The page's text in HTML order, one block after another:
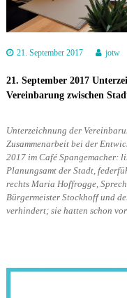
21. September 2017 jotw
21. September 2017
Vereinbarung zwischen
Unterzeichnung der
Zusammenarbeit bei der
2017 im Café Spangemacher:
Planungsamt der Stadt,
rechts Maria Hoffrogge,
Bürgermeister Stockhoff und
verhindert; sie hatten schon